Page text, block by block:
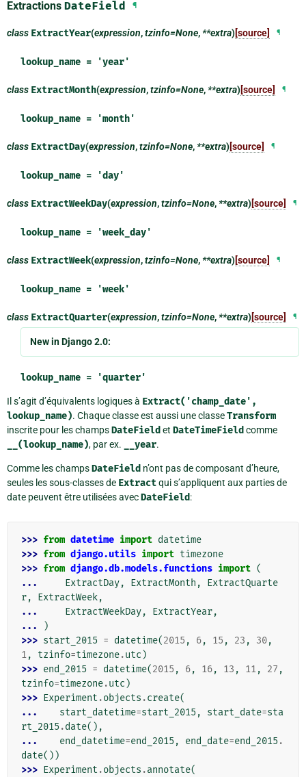
Extractions DateField ¶
class ExtractYear(expression,tzinfo=None,**extra)[source] ¶
lookup_name = 'year'
class ExtractMonth(expression,tzinfo=None,**extra)[source] ¶
lookup_name = 'month'
class ExtractDay(expression,tzinfo=None,**extra)[source] ¶
lookup_name = 'day'
class ExtractWeekDay(expression,tzinfo=None,**extra)[source] ¶
lookup_name = 'week_day'
class ExtractWeek(expression,tzinfo=None,**extra)[source] ¶
lookup_name = 'week'
class ExtractQuarter(expression,tzinfo=None,**extra)[source] ¶
New in Django 2.0:
lookup_name = 'quarter'
Il s’agit d’équivalents logiques à Extract('champ_date',
lookup_name). Chaque classe est aussi une classeTransform
inscrite pour les champsDateField et DateTimeField comme
__(lookup_name), par ex. __year.
Comme les champsDateField n’ont pas de composant d’heure,
seules les sous-classes de Extractqui s’appliquent aux parties de
date peuvent être utilisées avecDateField:
>>> from datetime import datetime
>>> from django.utils import timezone
>>> from django.db.models.functions import (
...
ExtractDay, ExtractMonth ,
ExtractQuarte
r, ExtractWeek,
...
ExtractWeekDay, ExtractYear,
...
)
>>> start_2015 = datetime(2015 , 6, 15 , 23 , 30,
1, tzinfo=timezone.utc )
>>> end_2015 = datetime(2015 , 6, 16, 13 , 11, 27 ,
tzinfo=timezone.utc )
>>> Experiment .objects .create(
...
start_datetime=start_2015, start_date=sta
rt_2015.date(),
...
end_datetime=end_2015, end_date=end_2015.
date())
>>> Experiment .objects .annotate(